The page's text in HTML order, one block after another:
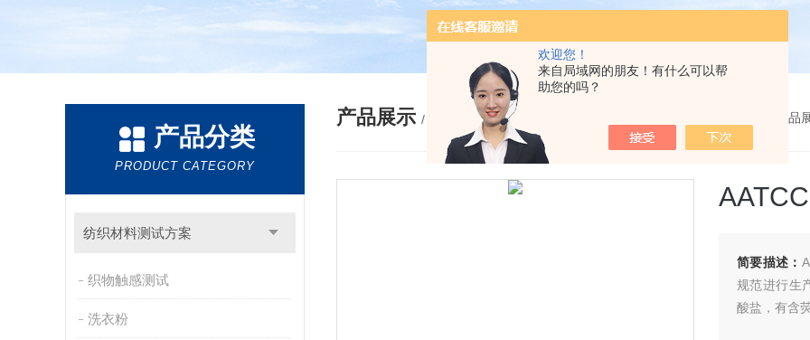
欢迎您！
来自局域网的朋友！有什么可以帮
助您的吗？
产品分类
PRODUCT CATEGORY
纺织材料测试方案
织物触感测试
洗衣粉
产品展示 / PRODUCTS 产品
简要描述：
规范进行生
酸盐，有含